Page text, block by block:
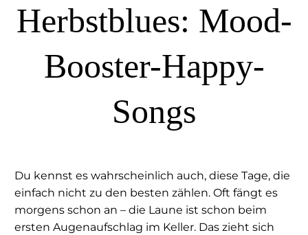
Herbstblues: Mood-
Booster-Happy-
Songs
Du kennst es wahrscheinlich auch, diese Tage, die
einfach nicht zu den besten zählen. Oft fängt es
morgens schon an – die Laune ist schon beim
ersten Augenaufschlag im Keller. Das zieht sich